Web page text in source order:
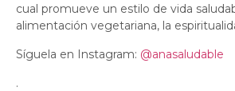
cual promueve un estilo de vida
alimentación vegetariana, la
Síguela en Instagram: @anasaludable
.